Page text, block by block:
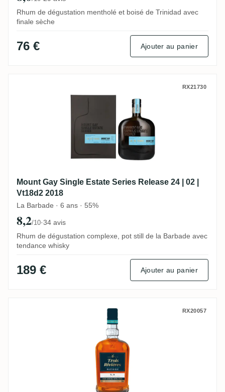
Rhum de dégustation mentholé et boisé de Trinidad avec
finale sèche
76 € Ajouter au panier
Mount Gay Single Estate Series Release
RX21730
Mount Gay Single Estate Series Release 24 | 02 |
Vt18d2 2018
La Barbade · 6 ans · 55%
8,2/10·34 avis
Rhum de dégustation complexe, pot still de la Barbade avec
tendance whisky
189 € Ajouter au panier
Trois Rivières XO (Rhum Agricole Extra
RX20057